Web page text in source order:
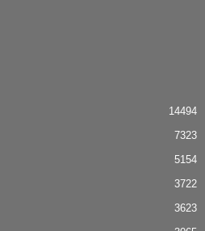
14494
7323
5154
3722
3623